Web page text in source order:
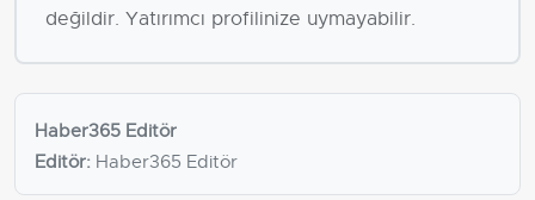
değildir. Yatırımcı profilinize uymayabilir.
Haber365 Editör
Editör: Haber365 Editör